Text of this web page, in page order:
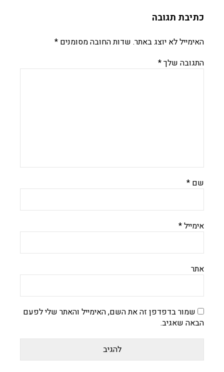
כתיבת תגובה
האימייל לא יוצג באתר. שדות החובה מסומנים *
התגובה שלך*
שם *
אימייל*
אתר
שמור בדפדפן זה את השם, האימייל והאתר שלי לפעם
הבאה שאגיב.